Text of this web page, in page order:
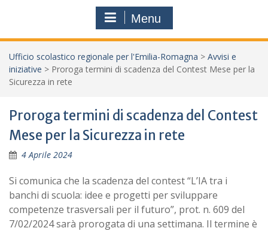
Menu
Ufficio scolastico regionale per l'Emilia-Romagna > Avvisi e
iniziative > Proroga termini di scadenza del Contest Mese per la
Sicurezza in rete
Proroga termini di scadenza del Contest
Mese per la Sicurezza in rete
4 Aprile 2024
Si comunica che la scadenza del contest “L’IA tra i
banchi di scuola: idee e progetti per sviluppare
competenze trasversali per il futuro”, prot. n. 609 del
7/02/2024 sarà prorogata di una settimana. Il termine è